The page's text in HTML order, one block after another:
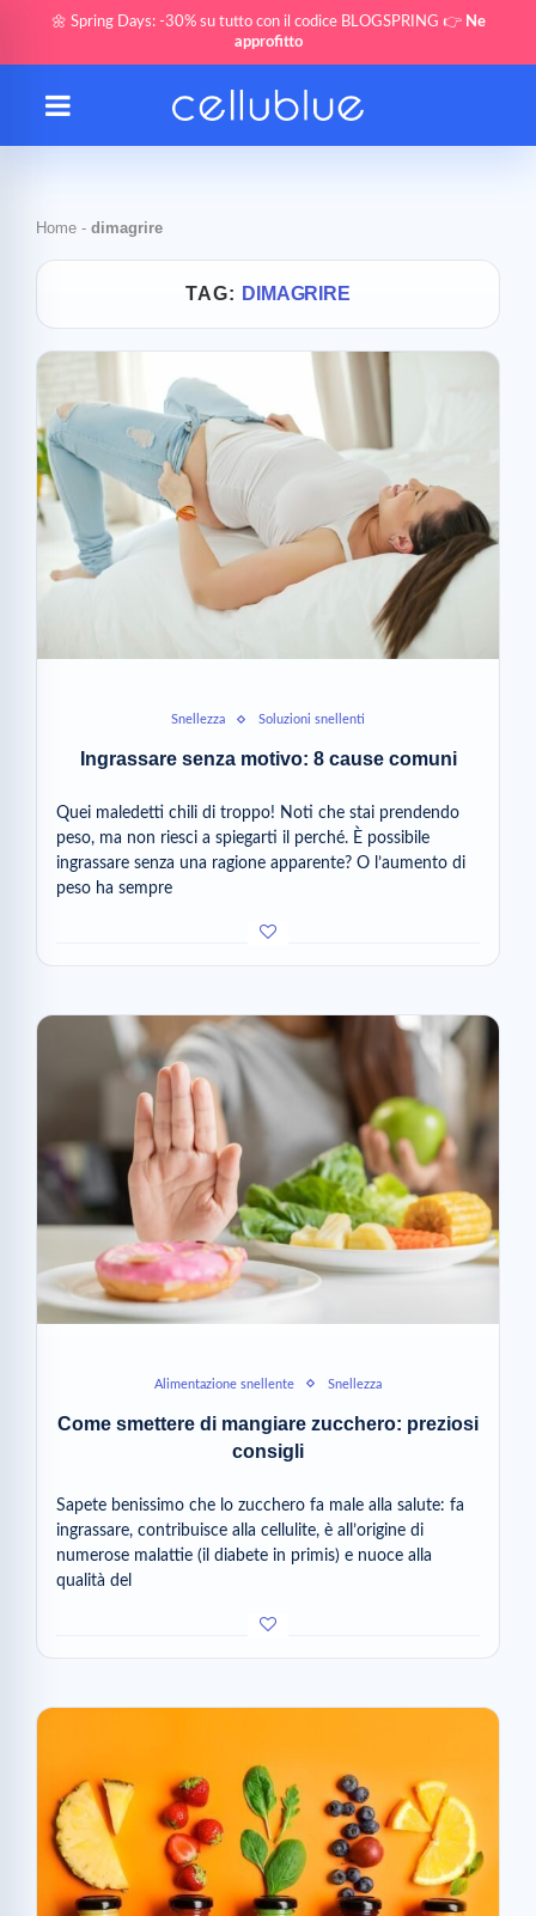
🌼 Spring Days: -30% su tutto con il codice BLOGSPRING 👉 Ne
approfitto
Home - dimagrire
TAG: DIMAGRIRE
Snellezza Soluzioni snellenti
Ingrassare senza motivo: 8 cause comuni
Quei maledetti chili di troppo! Noti che stai prendendo
peso, ma non riesci a spiegarti il perché. È possibile
ingrassare senza una ragione apparente? O l’aumento di
peso ha sempre
Alimentazione snellente Snellezza
Come smettere di mangiare zucchero: preziosi
consigli
Sapete benissimo che lo zucchero fa male alla salute: fa
ingrassare, contribuisce alla cellulite, è all’origine di
numerose malattie (il diabete in primis) e nuoce alla
qualità del